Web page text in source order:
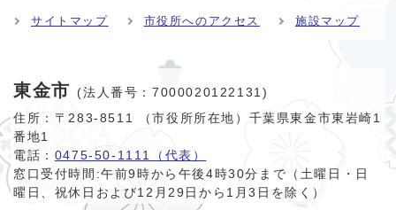
サイトマップ 市役所へのアクセス 施設マップ
東金市
(法人番号：7000020122131)
住所：〒283-8511 （市役所所在地）千葉県東金市東岩崎1
番地1
電話： 0475-50-1111（代表）
窓口受付時間:午前9時から午後4時30分まで（土曜日・日
曜日、祝休日および12月29日から1月3日を除く）